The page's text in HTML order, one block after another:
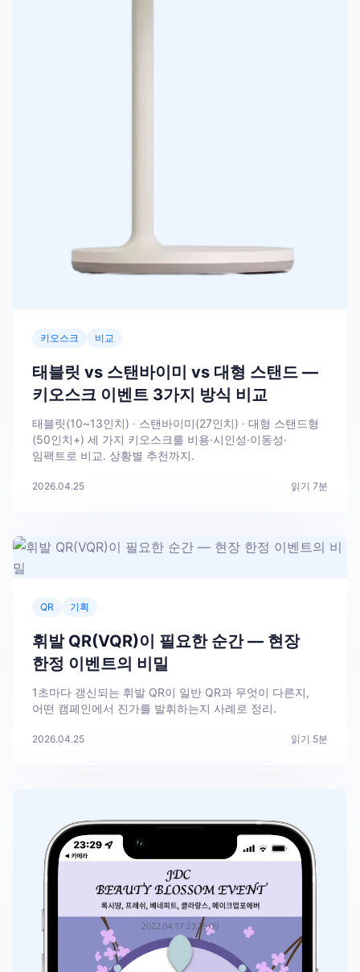
키오스크 비교
태블릿 vs 스탠바이미 vs 대형 스탠드 —
키오스크 이벤트 3가지 방식 비교
태블릿(10~13인치) · 스탠바이미(27인치) · 대형 스탠드형
(50인치+) 세 가지 키오스크를 비용·시인성·이동성·
임팩트로 비교. 상황별 추천까지.
2026.04.25 읽기 7분
QR 기획
휘발 QR(VQR)이 필요한 순간 — 현장
한정 이벤트의 비밀
1초마다 갱신되는 휘발 QR이 일반 QR과 무엇이 다른지,
어떤 캠페인에서 진가를 발휘하는지 사례로 정리.
2026.04.25 읽기 5분